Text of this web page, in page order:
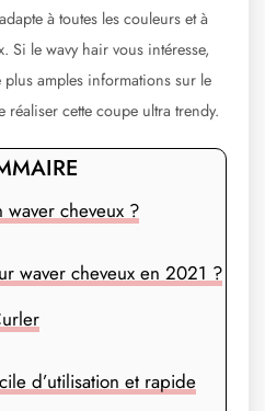
à toutes les couleurs et à
Si le wavy hair vous intéresse,
amples informations sur le
réaliser cette coupe ultra trendy.
waver cheveux ?
waver cheveux en 2021 ?
d’utilisation et rapide